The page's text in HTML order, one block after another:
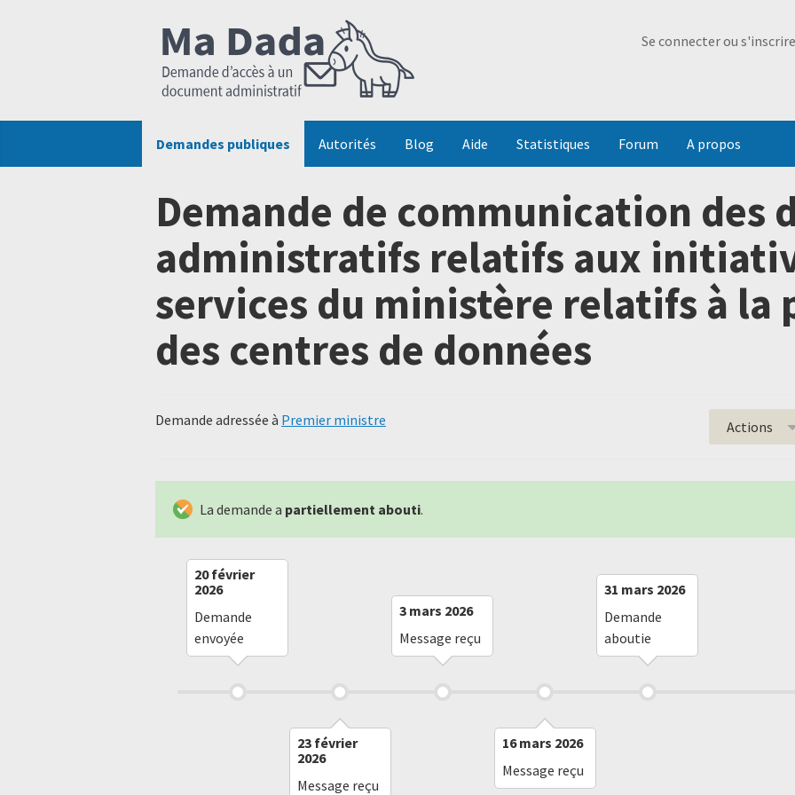
Se connecter ou s'inscrire
Demandes publiques Autorités Blog Aide Statistiques Forum A propos
Demande de communication des
administratifs relatifs aux
services du ministère relatifs à la
des centres de données
Demande adressée à Premier ministre Actions
La demande a partiellement abouti.
20 février
2026
Demande
envoyée
23 février
2026
Message reçu
3 mars 2026
Message reçu
16 mars 2026
Message reçu
31 mars 2026
Demande
aboutie